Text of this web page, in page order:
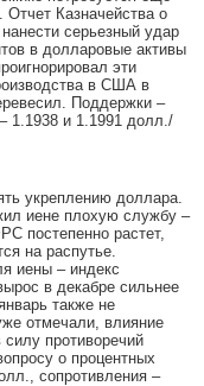
Отчет Казначейства о
серьезный удар
в долларовые активы
эти
в США в
Поддержки –
1.1938 и 1.1991 долл./
укреплению доллара.
иене плохую службу –
постепенно растет,
на распутье.
иены – индекс
в декабре сильнее
также не
отмечали, влияние
противоречий
о процентных
сопротивления –